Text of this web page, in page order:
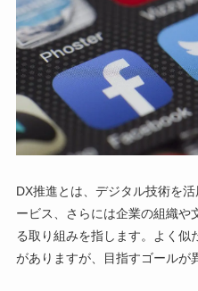
DX推進とは、デジタル技術を
ービス、さらには企業の組織や
る取り組みを指します。よく似
がありますが、目指すゴールが